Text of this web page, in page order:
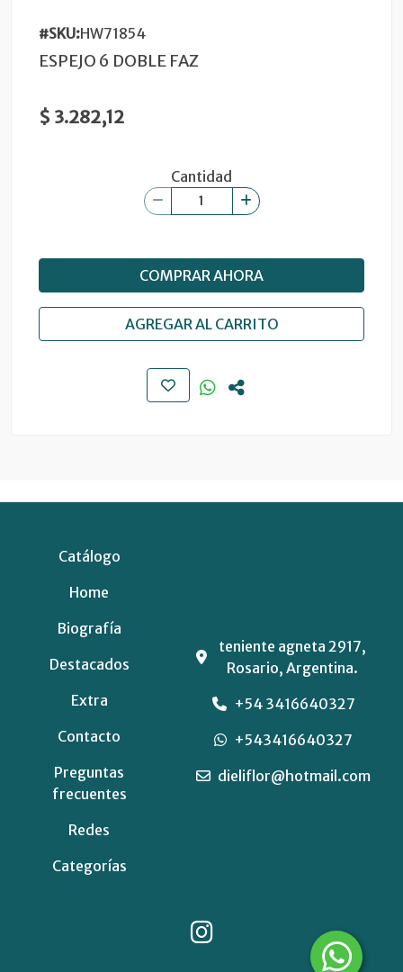
#SKU:HW71854
ESPEJO 6 DOBLE FAZ
$ 3.282,12
Cantidad
COMPRAR AHORA
AGREGAR AL CARRITO
Catálogo
Home
Biografía
Destacados
Extra
Contacto
Preguntas
frecuentes
Redes
Categorías
teniente agneta 2917,
Rosario, Argentina.
+54 3416640327
+543416640327
dieliflor@hotmail.com